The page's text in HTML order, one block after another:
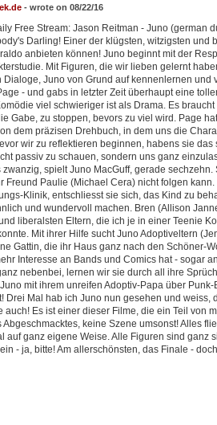
- wrote on 08/22/16
Free Stream: Jason Reitman - Juno (german
Darling! Einer der klügsten, witzigsten und
anbieten können! Juno beginnt mit der
Mit Figuren, die wir lieben gelernt
Dialoge, Juno von Grund auf kennenlernen und
- und gabs in letzter Zeit überhaupt eine
viel schwieriger ist als Drama. Es
Gabe, zu stoppen, bevors zu viel wird. Page
dem präzisen Drehbuch, in dem uns die
wir zu reflektieren beginnen, habens sie
passiv zu schauen, sondern uns ganz
zwanzig, spielt Juno MacGuff, gerade
Freund Paulie (Michael Cera) nicht folgen
Klinik, entschliesst sie sich, das Kind zu
und wundervoll machen. Bren (Allison
liberalsten Eltern, die ich je in einer Teenie
Mit ihrer Hilfe sucht Juno Adoptiveltern
Gattin, die ihr Haus ganz nach den Schöner-
Interesse an Bands und Comics hat - sogar
nebenbei, lernen wir sie durch all ihre
mit ihrem unreifen Adoptiv-Papa über
Drei Mal hab ich Juno nun gesehen und weiss,
Es ist einer dieser Filme, die ein Teil von
keine Szene umsonst! Alles
auf ganz eigene Weise. Alle Figuren sind ganz
- ja, bitte! Am allerschönsten, das Finale -